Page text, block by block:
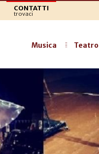
CONTATTI
trovaci
Musica Teatro